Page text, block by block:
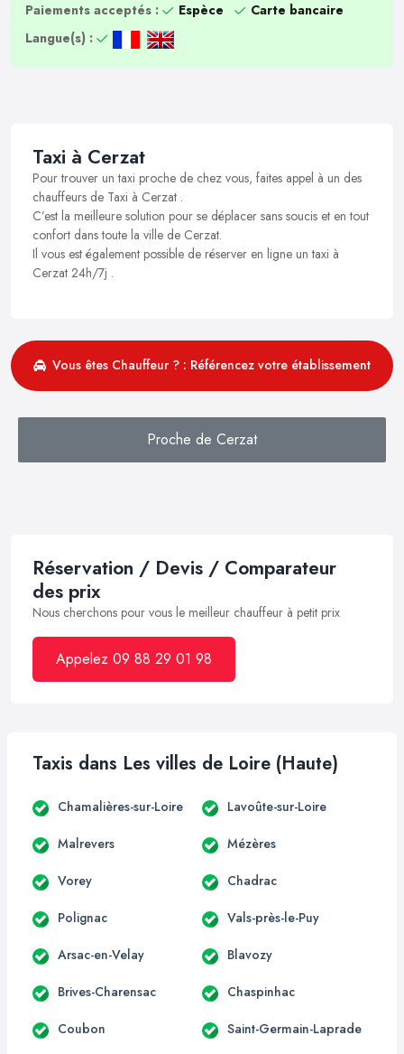
Paiements acceptés :
Espèce
Carte bancaire
Langue(s) :
Taxi à Cerzat
Pour trouver un taxi proche de chez vous, faites appel à un des
chauffeurs de Taxi à Cerzat .
C’est la meilleure solution pour se déplacer sans soucis et en tout
confort dans toute la ville de Cerzat.
Il vous est également possible de réserver en ligne un taxi à
Cerzat 24h/7j .
Vous êtes Chauffeur ? : Référencez votre établissement
Proche de Cerzat
Réservation / Devis / Comparateur
des prix
Nous cherchons pour vous le meilleur chauffeur à petit prix
Appelez 09 88 29 01 98
Taxis dans Les villes de Loire (Haute)
Chamalières-sur-Loire Lavoûte-sur-Loire
Malrevers Mézères
Vorey Chadrac
Polignac Vals-près-le-Puy
Arsac-en-Velay Blavozy
Brives-Charensac Chaspinhac
Coubon Saint-Germain-Laprade